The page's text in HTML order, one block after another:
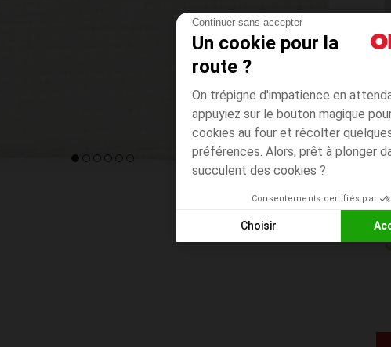
Continuer sans accepter
Un cookie pour la
route ?
On trépigne d'impatience en
appuyiez sur le bouton magique
cookies au four et récolter
préférences. Alors, prêt à plonger
succulent des cookies ?
Consentements certifiés par
Choisir
Plateforme de Gestion du